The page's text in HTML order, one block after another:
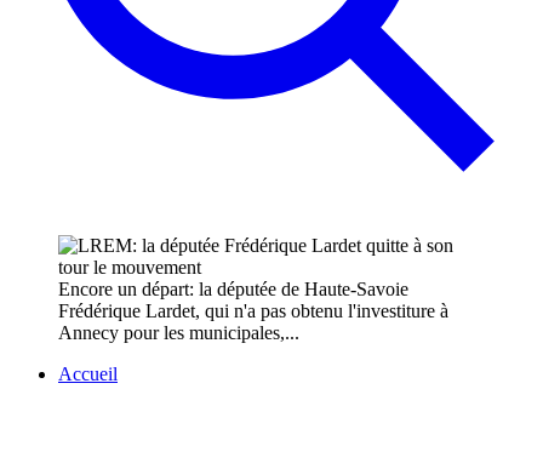
Encore un départ: la députée de Haute-Savoie
Frédérique Lardet, qui n'a pas obtenu l'investiture à
Annecy pour les municipales,...
Accueil